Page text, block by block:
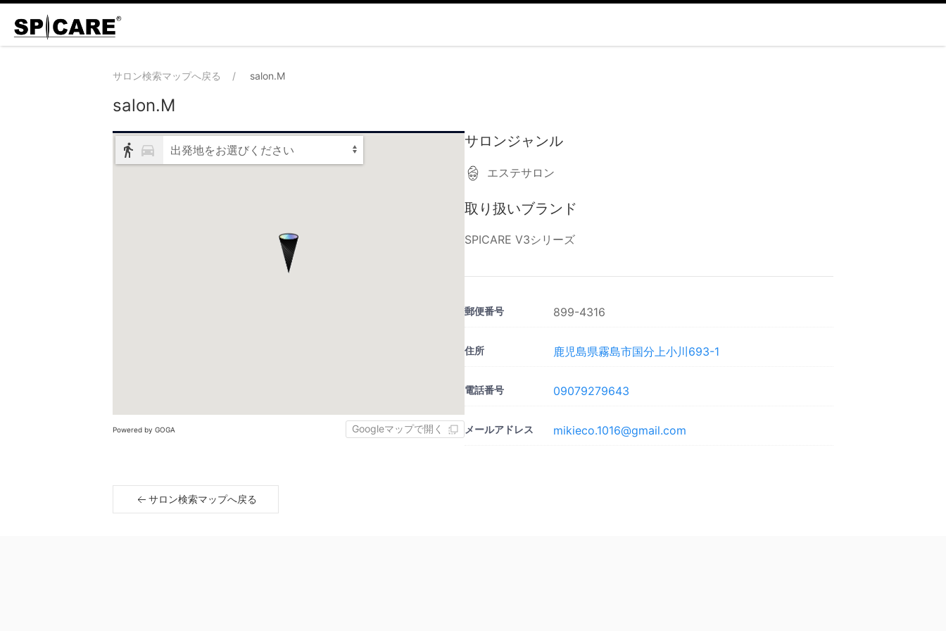
サロン検索マップへ戻る salon.M
salon.M
出発地をお選びください
Powered by GOGA Googleマップで開く
サロンジャンル
エステサロン
取り扱いブランド
SPICARE V3シリーズ
郵便番号 899-4316
住所 鹿児島県霧島市国分上小川693-1
電話番号 09079279643
メールアドレス mikieco.1016@gmail.com
サロン検索マップへ戻る